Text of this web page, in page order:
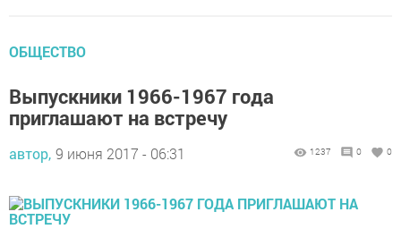
ОБЩЕСТВО
Выпускники 1966-1967 года
приглашают на встречу
автор, 9 июня 2017 - 06:31 1237 0 0